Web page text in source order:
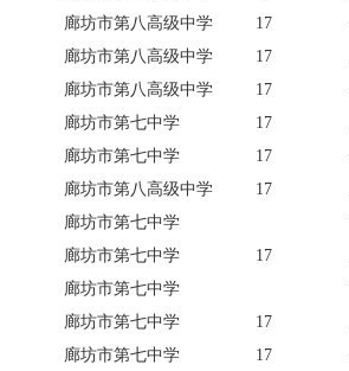
廊坊市第八高级中学 17
廊坊市第八高级中学 17
廊坊市第八高级中学 17
廊坊市第七中学 17
廊坊市第七中学 17
廊坊市第八高级中学 17
廊坊市第七中学
廊坊市第七中学 17
廊坊市第七中学
廊坊市第七中学 17
廊坊市第七中学 17